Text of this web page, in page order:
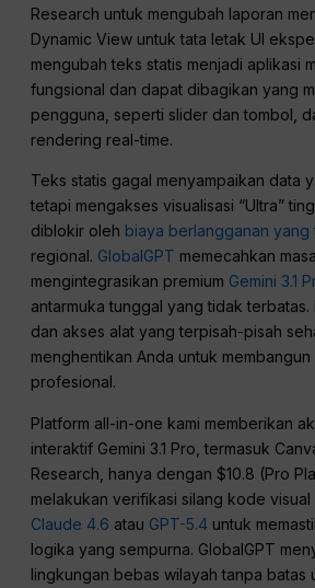
Research untuk mengubah laporan
Dynamic View untuk tata letak UI
mengubah teks statis menjadi aplikasi
fungsional dan dapat dibagikan yang
pengguna, seperti slider dan tombol,
rendering real-time.
Teks statis gagal menyampaikan data
tetapi mengakses visualisasi “Ultra”
diblokir oleh biaya berlangganan yang
regional. GlobalGPT memecahkan
mengintegrasikan premium Gemini 3.1
antarmuka tunggal yang tidak
dan akses alat yang terpisah-pisah
menghentikan Anda untuk
profesional.
Platform all-in-one kami memberikan
interaktif Gemini 3.1 Pro, termasuk
Research, hanya dengan $10.8 (Pro
melakukan verifikasi silang kode visual
Claude 4.6 atau GPT-5.4 untuk
logika yang sempurna. GlobalGPT
lingkungan bebas wilayah tanpa batas